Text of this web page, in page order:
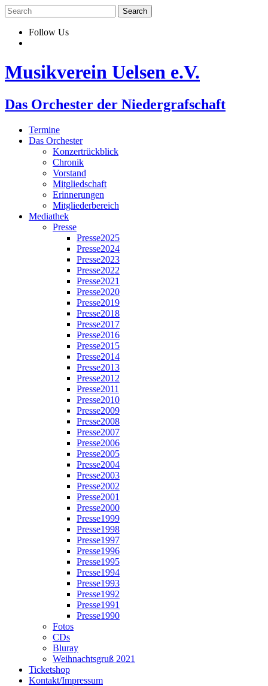
Skip
to
contentFollow Us
Musikverein Uelsen e.V.
Das Orchester der Niedergrafschaft
Termine
Das Orchester
Konzertrückblick
Chronik
Vorstand
Mitgliedschaft
Erinnerungen
Mitgliederbereich
Mediathek
Presse
Presse2025
Presse2024
Presse2023
Presse2022
Presse2021
Presse2020
Presse2019
Presse2018
Presse2017
Presse2016
Presse2015
Presse2014
Presse2013
Presse2012
Presse2011
Presse2010
Presse2009
Presse2008
Presse2007
Presse2006
Presse2005
Presse2004
Presse2003
Presse2002
Presse2001
Presse2000
Presse1999
Presse1998
Presse1997
Presse1996
Presse1995
Presse1994
Presse1993
Presse1992
Presse1991
Presse1990
Fotos
CDs
Bluray
Weihnachtsgruß 2021
Ticketshop
Kontakt/Impressum